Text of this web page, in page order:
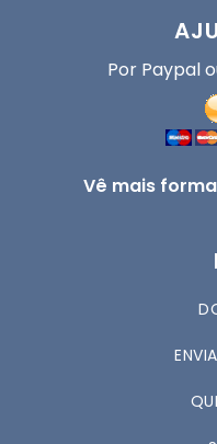
Por Paypal
Vê mais